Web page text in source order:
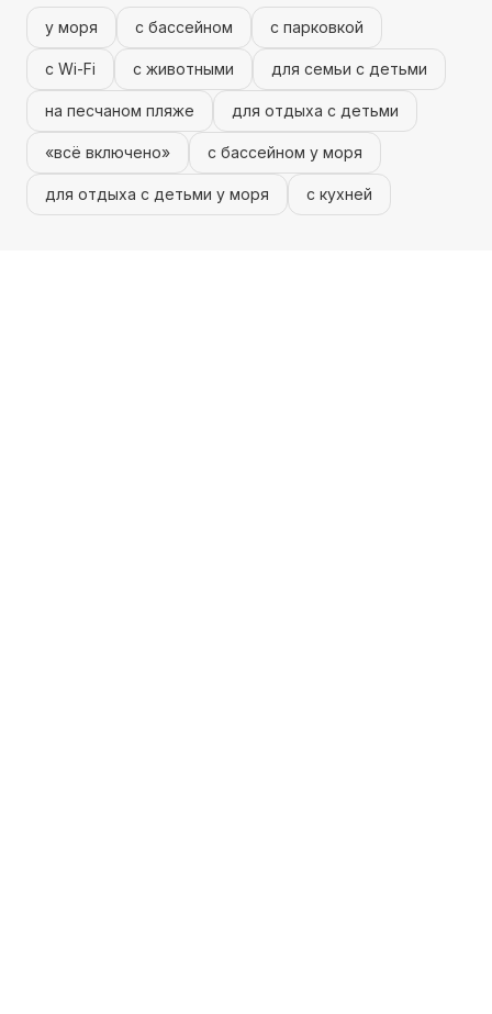
у моря с бассейном с парковкой
с Wi-Fi с животными для семьи с детьми
на песчаном пляже для отдыха с детьми
«всё включено» с бассейном у моря
для отдыха с детьми у моря с кухней